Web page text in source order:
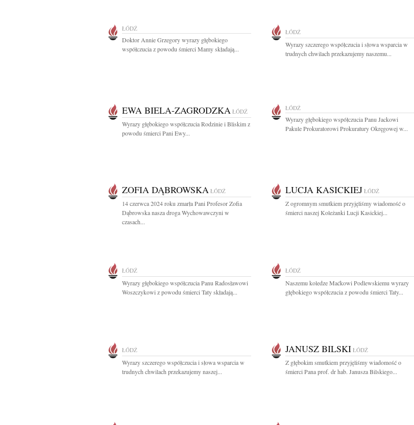
ŁÓDŹ
Doktor Annie Grzegory wyrazy głębokiego
współczucia z powodu śmierci Mamy składają...
ŁÓDŹ
Wyrazy szczerego współczucia i słowa wsparcia w
trudnych chwilach przekazujemy naszemu...
EWA BIELA-ZAGRODZKA ŁÓDŹ
Wyrazy głębokiego współczucia Rodzinie i Bliskim z
powodu śmierci Pani Ewy...
ŁÓDŹ
Wyrazy głębokiego współczucia Panu Jackowi
Pakule Prokuratorowi Prokuratury Okręgowej w...
ZOFIA DĄBROWSKA ŁÓDŹ
14 czerwca 2024 roku zmarła Pani Profesor Zofia
Dąbrowska nasza droga Wychowawczyni w
czasach...
LUCJA KASICKIEJ ŁÓDŹ
Z ogromnym smutkiem przyjęliśmy wiadomość o
śmierci naszej Koleżanki Lucji Kasickiej...
ŁÓDŹ
Wyrazy głębokiego współczucia Panu Radosławowi
Woszczykowi z powodu śmierci Taty składają...
ŁÓDŹ
Naszemu koledze Maćkowi Podlewskiemu wyrazy
głębokiego współczucia z powodu śmierci Taty...
ŁÓDŹ
Wyrazy szczerego współczucia i słowa wsparcia w
trudnych chwilach przekazujemy naszej...
JANUSZ BILSKI ŁÓDŹ
Z głębokim smutkiem przyjęliśmy wiadomość o
śmierci Pana prof. dr hab. Janusza Bilskiego...